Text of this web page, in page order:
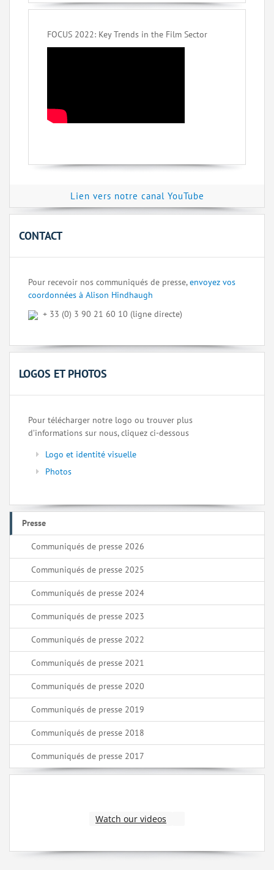
FOCUS 2022: Key Trends in the Film Sector
Lien vers notre canal YouTube
CONTACT
Pour recevoir nos communiqués de presse,envoyez vos
coordonnées à Alison Hindhaugh
+ 33 (0) 3 90 21 60 10 (ligne directe)
LOGOS ET PHOTOS
Pour télécharger notre logo ou trouver plus
d’informations sur nous, cliquez ci-dessous
Logo et identité visuelle
Photos
Presse
Communiqués de presse 2026
Communiqués de presse 2025
Communiqués de presse 2024
Communiqués de presse 2023
Communiqués de presse 2022
Communiqués de presse 2021
Communiqués de presse 2020
Communiqués de presse 2019
Communiqués de presse 2018
Communiqués de presse 2017
Watch our videos